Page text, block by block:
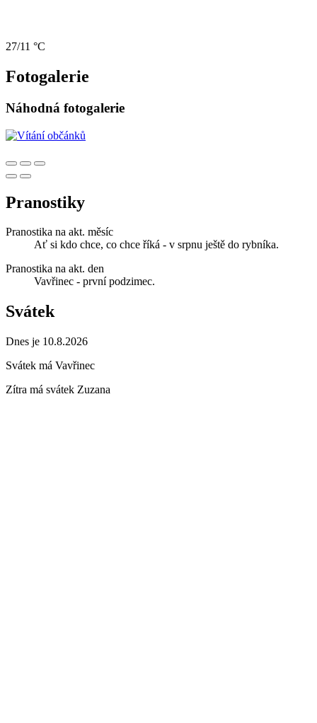
27/11 °C
Fotogalerie
Náhodná fotogalerie
Pranostiky
Pranostika na akt. měsíc
Ať si kdo chce, co chce říká - v srpnu ještě do rybníka.
Pranostika na akt. den
Vavřinec - první podzimec.
Svátek
Dnes je 10.8.2026
Svátek má Vavřinec
Zítra má svátek Zuzana